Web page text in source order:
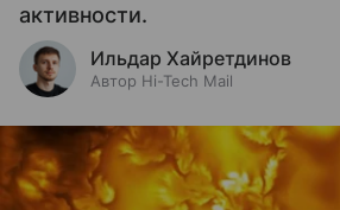
активности.
Ильдар Хайретдинов
Автор Hi-Tech Mail